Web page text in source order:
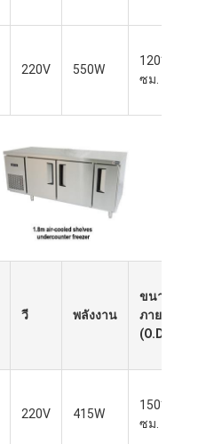
220V 550W
120*76*85
ซม.
วี พลังงาน
ขนาด
ภายนอก
(O.D.)
220V 415W
150*76*85
ซม.